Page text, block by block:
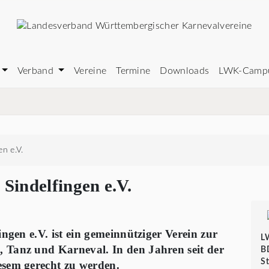
Verband Vereine Termine Downloads LWK-
e.V.
e.V.
e.V. ist ein gemeinnütziger Verein zur
Tanz und Karneval. In den Jahren seit der
gerecht zu werden.